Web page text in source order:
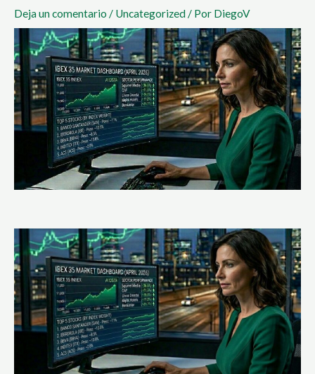
Deja un comentario / Uncategorized/ Por DiegoV